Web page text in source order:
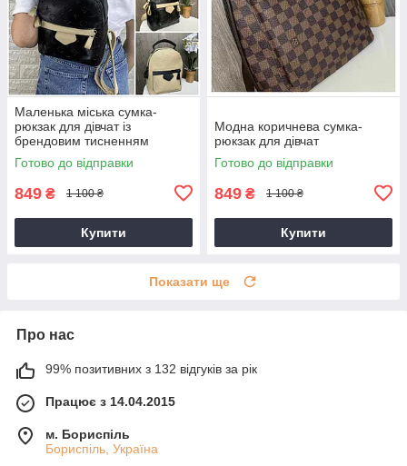
Маленька міська сумка-
рюкзак для дівчат із
брендовим тисненням
Готово до відправки
849 ₴ 1 100 ₴
Купити
Модна коричнева сумка-
рюкзак для дівчат
Готово до відправки
849 ₴ 1 100 ₴
Купити
Показати ще
Про нас
99% позитивних з 132 відгуків за рік
Працює з 14.04.2015
м. Бориспіль
Бориспіль, Україна